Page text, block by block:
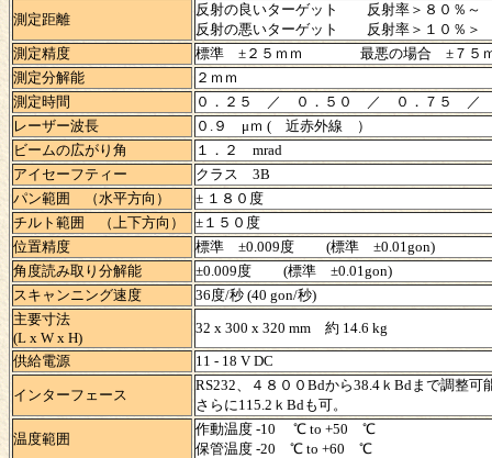
測定距離
反射の良いターゲット 反射率＞８０％～
反射の悪いターゲット 反射率＞１０％
測定精度
標準 ±２５ｍｍ 最悪の場合 ±７５
測定分解能
２ｍｍ
測定時間
０．２５ ／ ０．５０ ／ ０．７５ ／
レーザー波長
０.９ μｍ ( 近赤外線 ）
ビームの広がり角
１．２ mrad
アイセーフティー
クラス 3B
パン範囲 （水平方向）
± １８０度
チルト範囲 （上下方向）
±１５０度
位置精度
標準 ±0.009度 (標準 ±0.01gon)
角度読み取り分解能
±0.009度 (標準 ±0.01gon)
スキャンニング速度
36度/秒 (40 gon/秒)
主要寸法
(L x W x H)
32 x 300 x 320 mm 約 14.6 kg
供給電源
11 - 18 V DC
インターフェース
RS232、４８００Bdから38.4ｋBdまで調整可
さらに115.2ｋBdも可。
温度範囲
作動温度 -10 ℃ to +50 ℃
保管温度 -20 ℃ to +60 ℃